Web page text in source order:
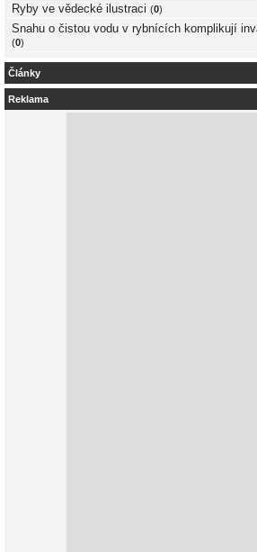
Ryby ve vědecké ilustraci (0)
Snahu o čistou vodu v rybnících komplikují
(0)
Články
Reklama